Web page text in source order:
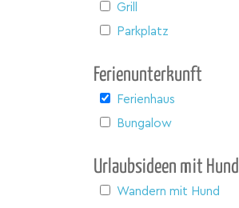
Grill
Parkplatz
Ferienunterkunft
Ferienhaus
Bungalow
Urlaubsideen mit Hund
Wandern mit Hund